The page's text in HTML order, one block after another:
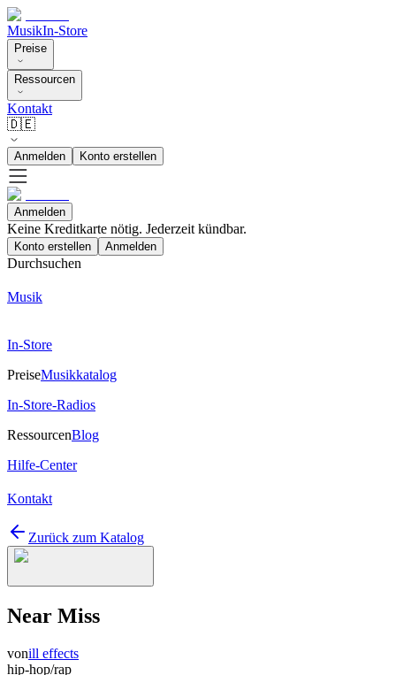
MusikIn-Store
Preise
Ressourcen
Kontakt
🇩🇪
Anmelden Konto erstellen
Anmelden
Keine Kreditkarte nötig. Jederzeit kündbar.
Konto erstellen Anmelden
Durchsuchen
Musik
In-Store
PreiseMusikkatalog
In-Store-Radios
RessourcenBlog
Hilfe-Center
Kontakt
Zurück zum Katalog
Near Miss
vonill effects
hip-hop/rap